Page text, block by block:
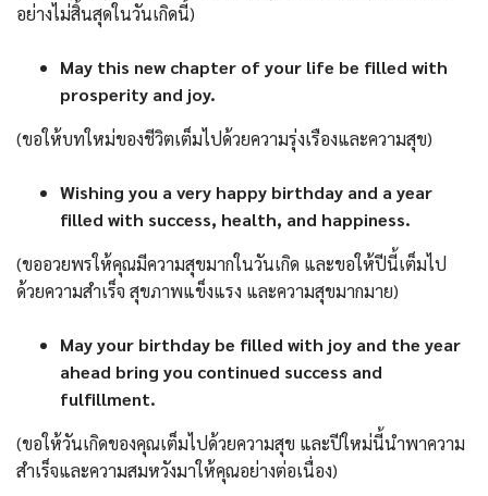
อย่างไม่สิ้นสุดในวันเกิดนี้)
May this new chapter of your life be filled with
prosperity and joy.
(ขอให้บทใหม่ของชีวิตเต็มไปด้วยความรุ่งเรืองและความสุข)
Wishing you a very happy birthday and a year
filled with success, health, and happiness.
(ขออวยพรให้คุณมีความสุขมากในวันเกิด และขอให้ปีนี้เต็มไป
ด้วยความสำเร็จ สุขภาพแข็งแรง และความสุขมากมาย)
May your birthday be filled with joy and the year
ahead bring you continued success and
fulfillment.
(ขอให้วันเกิดของคุณเต็มไปด้วยความสุข และปีใหม่นี้นำพาความ
สำเร็จและความสมหวังมาให้คุณอย่างต่อเนื่อง)